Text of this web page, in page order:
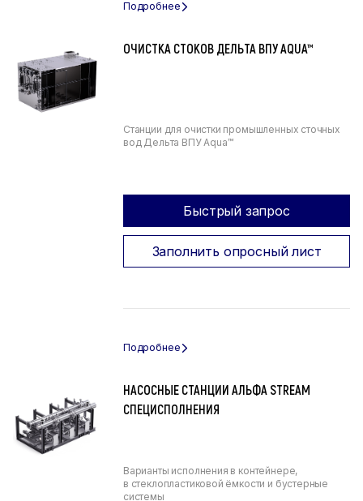
ОЧИСТКА СТОКОВ ДЕЛЬТА ВПУ AQUA™
Станции для очистки промышленных сточных
вод Дельта ВПУ Aqua™
Быстрый запрос
Заполнить опросный лист
НАСОСНЫЕ СТАНЦИИ АЛЬФА STREAM
СПЕЦИСПОЛНЕНИЯ
Варианты исполнения в контейнере,
в стеклопластиковой ёмкости и бустерные
системы